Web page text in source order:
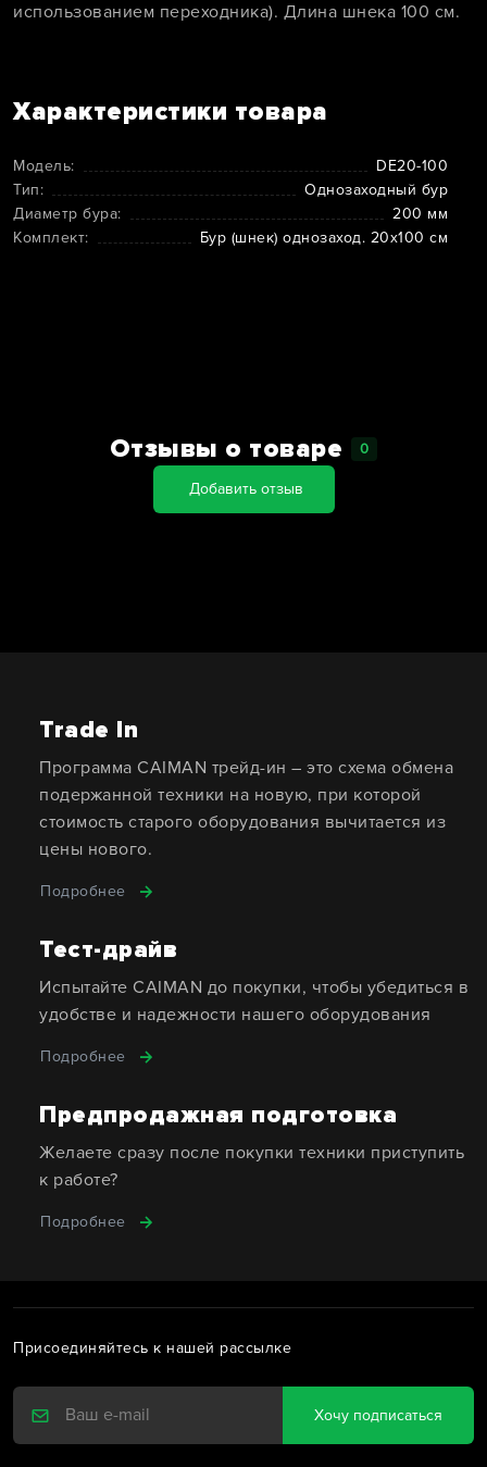
использованием переходника). Длина шнека 100 см.
Характеристики товара
Модель:
DE20-100
Тип:
Однозаходный бур
Диаметр бура:
200 мм
Комплект:
Бур (шнек) однозаход. 20х100 см
Отзывы о товаре 0
Добавить отзыв
Trade In
Программа CAIMAN трейд-ин – это схема обмена
подержанной техники на новую, при которой
стоимость старого оборудования вычитается из
цены нового.
Подробнее
Тест-драйв
Испытайте CAIMAN до покупки, чтобы убедиться в
удобстве и надежности нашего оборудования
Подробнее
Предпродажная подготовка
Желаете сразу после покупки техники приступить
к работе?
Подробнее
Присоединяйтесь к нашей рассылке
Хочу подписаться